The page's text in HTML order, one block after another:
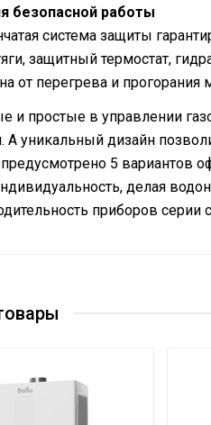
безопасной работы
система защиты
защитный термостат,
от перегрева и прогорания
и простые в управлении
А уникальный дизайн
5 вариантов
делая
приборов серии
с упаковкой